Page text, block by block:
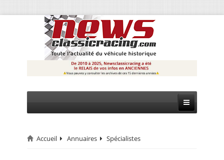
CIRCUIT
Accueil Annuaires Spécialistes